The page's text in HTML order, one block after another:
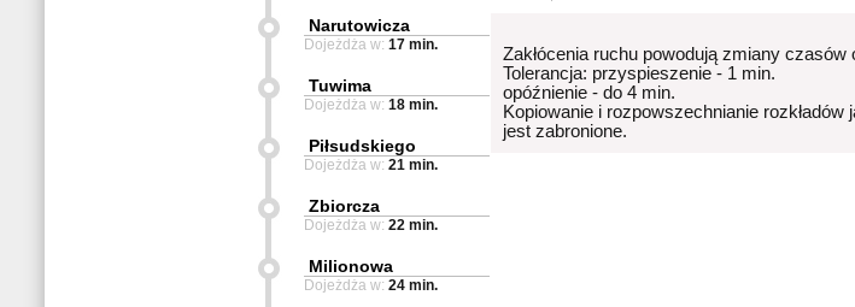
Zakłócenia ruchu powodują zmiany czasów
Tolerancja: przyspieszenie - 1 min.
opóźnienie - do 4 min.
Kopiowanie i rozpowszechnianie
jest zabronione.
Narutowicza
Dojeżdża w: 17 min.
Tuwima
Dojeżdża w: 18 min.
Piłsudskiego
Dojeżdża w: 21 min.
Zbiorcza
Dojeżdża w: 22 min.
Milionowa
Dojeżdża w: 24 min.